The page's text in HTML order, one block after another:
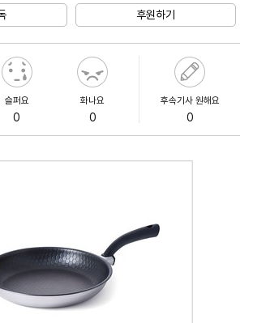
후원하기
슬퍼요
0
화나요
0
후속기사 원해요
0